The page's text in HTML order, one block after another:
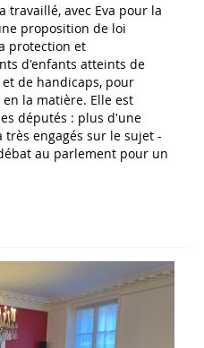
travaillé, avec Eva pour la
proposition de loi
protection et
d'enfants atteints de
de handicaps, pour
la matière. Elle est
députés : plus d'une
engagés sur le sujet -
au parlement pour un